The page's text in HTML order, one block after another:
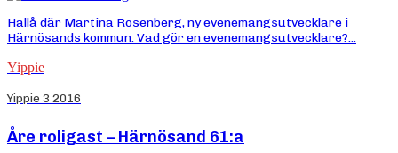
Hallå där Martina Rosenberg, ny evenemangsutvecklare i
Härnösands kommun. Vad gör en evenemangsutvecklare?...
Yippie
Yippie 3 2016
Åre roligast – Härnösand 61:a